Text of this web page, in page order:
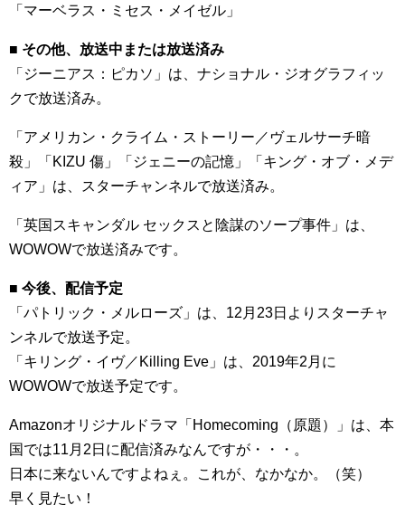
「マーベラス・ミセス・メイゼル」
■ その他、放送中または放送済み
「ジーニアス：ピカソ」は、ナショナル・ジオグラフィッ
クで放送済み。
「アメリカン・クライム・ストーリー／ヴェルサーチ暗
殺」「KIZU 傷」「ジェニーの記憶」「キング・オブ・メデ
ィア」は、スターチャンネルで放送済み。
「英国スキャンダル セックスと陰謀のソープ事件」は、
WOWOWで放送済みです。
■ 今後、配信予定
「パトリック・メルローズ」は、12月23日よりスターチャ
ンネルで放送予定。
「キリング・イヴ／Killing Eve」は、2019年2月に
WOWOWで放送予定です。
Amazonオリジナルドラマ「Homecoming（原題）」は、本
国では11月2日に配信済みなんですが・・・。
日本に来ないんですよねぇ。これが、なかなか。（笑）
早く見たい！